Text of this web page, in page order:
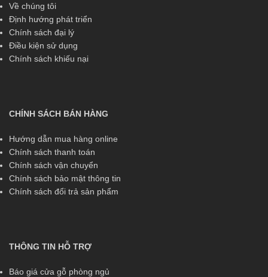
Về chúng tôi
Định hướng phát triển
Chính sách đại lý
Điều kiện sử dụng
Chính sách khiếu nại
CHÍNH SÁCH BÁN HÀNG
Hướng dẫn mua hàng online
Chính sách thanh toán
Chính sách vận chuyển
Chính sách bảo mật thông tin
Chính sách đổi trả sản phẩm
THÔNG TIN HỖ TRỢ
Báo giá cửa gỗ phòng ngủ